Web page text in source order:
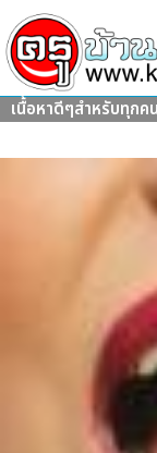
เนื้อหาดีๆสำหรับทุกคน